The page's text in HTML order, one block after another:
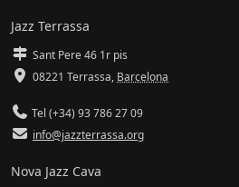
Jazz Terrassa
Sant Pere 46 1r pis
08221 Terrassa, Barcelona
Tel (+34) 93 786 27 09
info@jazzterrassa.org
Nova Jazz Cava